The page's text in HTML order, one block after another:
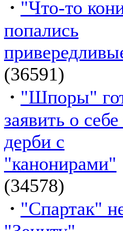
· "Что-то
попались
(36591)
· "Шпоры"
заявить о себе
дерби с
"канонирами"
(34578)
· "Спартак"